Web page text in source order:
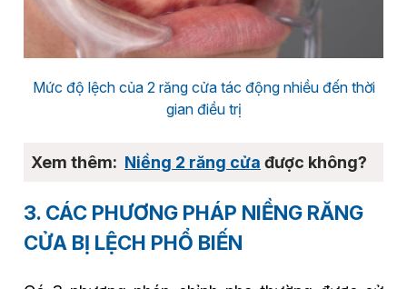
Mức độ lệch của 2 răng cửa tác động nhiều đến thời
gian điều trị
Niềng 2 răng cửa được không?
3. CÁC PHƯƠNG PHÁP NIỀNG RĂNG
CỬA BỊ LỆCH PHỔ BIẾN